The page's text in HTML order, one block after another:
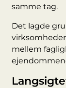
samme tag.
Det lagde
mellem